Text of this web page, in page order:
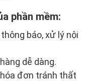
phần mềm:
báo, xử lý nội
dễ dàng.
đơn tránh thất